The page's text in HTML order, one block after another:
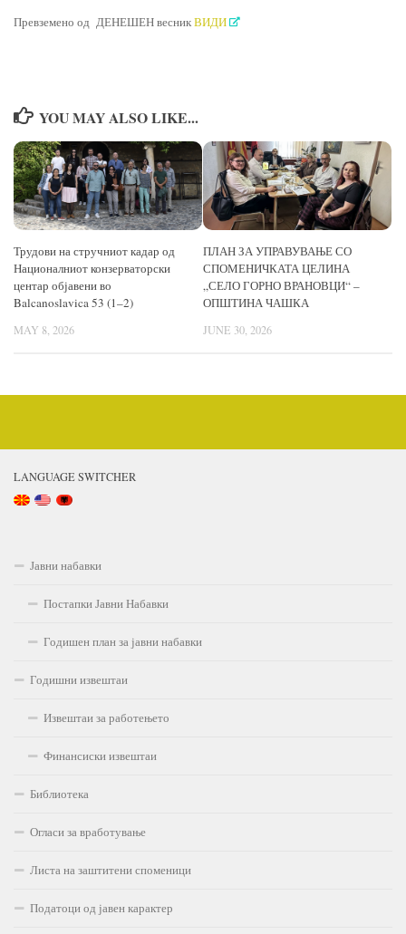
Превземено од ДЕНЕШЕН весникВИДИ
YOU MAY ALSO LIKE...
Трудови на стручниот кадар од
Националниот конзерваторски
центар објавени во
Balcanoslavica 53 (1–2)
MAY 8, 2026
ПЛАН ЗА УПРАВУВАЊЕ СО
СПОМЕНИЧКАТА ЦЕЛИНА
„СЕЛО ГОРНО ВРАНОВЦИ“ –
ОПШТИНА ЧАШКА
JUNE 30, 2026
LANGUAGE SWITCHER
Јавни набавки
Постапки Јавни Набавки
Годишен план за јавни набавки
Годишни извештаи
Извештаи за работењето
Финансиски извештаи
Библиотека
Огласи за вработување
Листа на заштитени споменици
Податоци од јавен карактер